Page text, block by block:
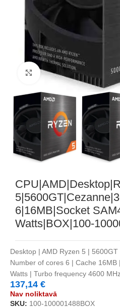
Noklikšķiniet, lai
6|16MB|Socket
Watts|BOX|100-
Desktop | AMD Ryzen 5 |
Number of cores 6 | Cache 16MB
Watts | Turbo frequency 4600
137,14 €
Nav noliktavā
SKU: 100-100001488BOX